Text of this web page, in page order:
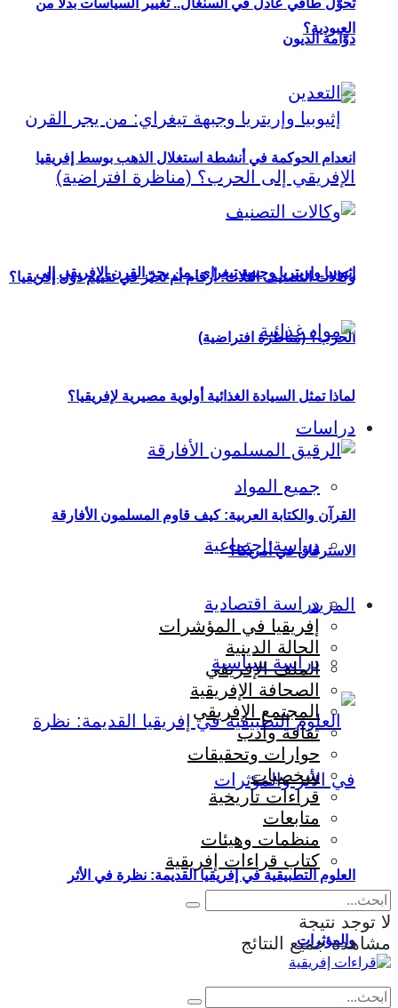
العبودية؟
إثيوبيا وإريتريا وجبهة تيغراي: من يجر القرن الإفريقي إلى
الحرب؟ (مناظرة افتراضية)
دراسات
جميع المواد
دراسة اجتماعية
دراسة اقتصادية
دراسة سياسية
العلوم التطبيقية في إفريقيا القديمة: نظرة في الأثر
والمؤثرات
تحوُّل طاقي عادل في السنغال.. تغيير السياسات بدلاً من
دوّامة الديون
انعدام الحوكمة في أنشطة استغلال الذهب بوسط إفريقيا
وكالات التصنيف الثلاث: أرقام أم تحيّز في تقييم دول إفريقيا؟
لماذا تمثل السيادة الغذائية أولوية مصيرية لإفريقيا؟
القرآن والكتابة العربية: كيف قاوم المسلمون الأفارقة
الاسترقاق في أمريكا؟
المزيد
إفريقيا في المؤشرات
الحالة الدينية
الملف الإفريقي
الصحافة الإفريقية
المجتمع الإفريقي
ثقافة وأدب
حوارات وتحقيقات
شخصيات
قراءات تاريخية
متابعات
منظمات وهيئات
كتاب قراءات إفريقية
لا توجد نتيجة
مشاهدة جميع النتائج